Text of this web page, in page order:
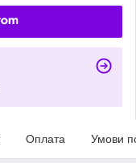
Оплата Умови